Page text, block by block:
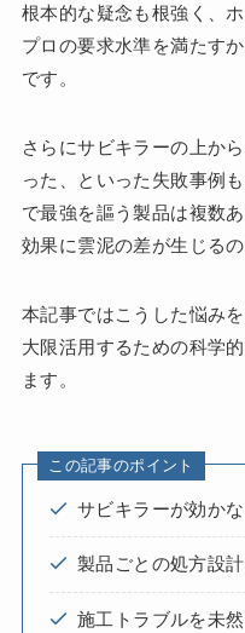
根本的な疑念も根強く、
プロの要求水準を満たす
です。
さらにサビキラーの上か
った、といった失敗事例
で最強を謳う製品は複数
効果に雲泥の差が生じるの
本記事ではこうした悩み
大限活用するための科学
ます。
この記事のポイント
サビキラーが効か
製品ごとの処方設
施工トラブルを未